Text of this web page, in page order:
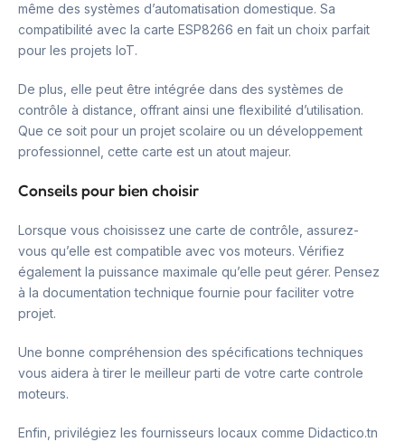
même des systèmes d’automatisation domestique. Sa
compatibilité avec la carte ESP8266 en fait un choix parfait
pour les projets IoT.
De plus, elle peut être intégrée dans des systèmes de
contrôle à distance, offrant ainsi une flexibilité d’utilisation.
Que ce soit pour un projet scolaire ou un développement
professionnel, cette carte est un atout majeur.
Conseils pour bien choisir
Lorsque vous choisissez une carte de contrôle, assurez-
vous qu’elle est compatible avec vos moteurs. Vérifiez
également la puissance maximale qu’elle peut gérer. Pensez
à la documentation technique fournie pour faciliter votre
projet.
Une bonne compréhension des spécifications techniques
vous aidera à tirer le meilleur parti de votre carte controle
moteurs.
Enfin, privilégiez les fournisseurs locaux comme Didactico.tn